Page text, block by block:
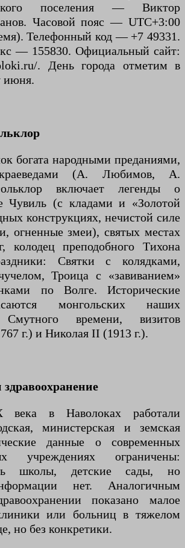
поселения — Виктор
Часовой пояс — UTC+3:00
Телефонный код — +7 49331.
— 155830. Официальный сайт:
. День города отметим в
июня.
богата народными преданиями,
(А. Любимов, А.
включает легенды о
Чувиль (с кладами и «Золотой
конструкциях, нечистой силе
огненные змеи), святых местах
колодец преподобного Тихона
Святки с колядками,
Троица с «завиванием»
по Волге. Исторические
монгольских наших
Смутного времени, визитов
г.) и Николая II (1913 г.).
в Наволоках работали
министерская и земская
данные о современных
учреждениях ограничены:
школы, детские сады, но
нет. Аналогичным
показано малое
или больниц в тяжелом
но без конкретики.